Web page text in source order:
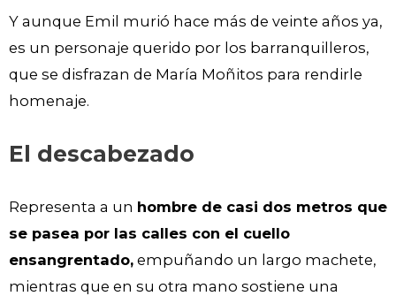
Y aunque Emil murió hace más de veinte años ya,
es un personaje querido por los barranquilleros,
que se disfrazan de María Moñitos para rendirle
homenaje.
El descabezado
Representa a un hombre de casi dos metros que
se pasea por las calles con el cuello
ensangrentado, empuñando un largo machete,
mientras que en su otra mano sostiene una